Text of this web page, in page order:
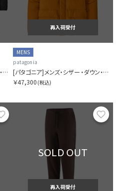
[パタゴニア]メンズ・ヘイズ・ピーク・スリーインワン・パーカ
再入荷受付
MENS
patagonia
[パタゴニア]メンズ・シザー・ダウン・フーディ・ジャケット
￥47,300 (税込)
お気に入り
SOLD OUT
再入荷受付